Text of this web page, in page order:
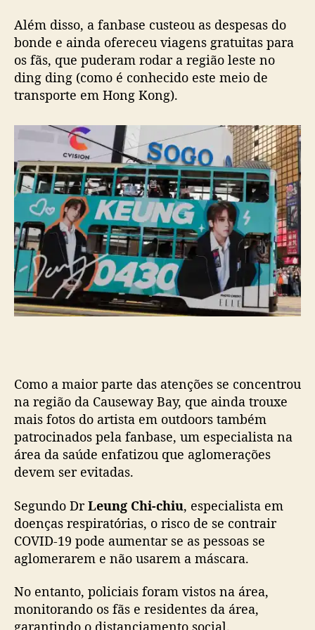
c
e
l
e
a
n
i
v
e
r
s
á
r
i
r
t
i
t
a
m
u
m
b
d
e
Além disso, a fanbase custeou as despesas do
bonde e ainda ofereceu viagens gratuitas para
os fãs, que puderam rodar a região leste no
ding ding (como é conhecido este meio de
transporte em Hong Kong).
Como a maior parte das atenções se concentrou
na região da Causeway Bay, que ainda trouxe
mais fotos do artista em outdoors também
patrocinados pela fanbase, um especialista na
área da saúde enfatizou que aglomerações
devem ser evitadas.
Segundo DrLeung Chi-chiu, especialista em
doenças respiratórias, o risco de se contrair
COVID-19 pode aumentar se as pessoas se
aglomerarem e não usarem a máscara.
No entanto, policiais foram vistos na área,
monitorando os fãs e residentes da área,
garantindo o distanciamento social.